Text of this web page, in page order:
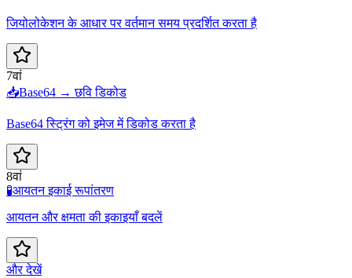
जियोलोकेशन के आधार पर वर्तमान समय प्रदर्शित करता है
7वां
📥Base64 → छवि डिकोड
Base64 स्ट्रिंग को इमेज में डिकोड करता है
8वां
🧪आयतन इकाई रूपांतरण
आयतन और क्षमता की इकाइयाँ बदलें
और देखें